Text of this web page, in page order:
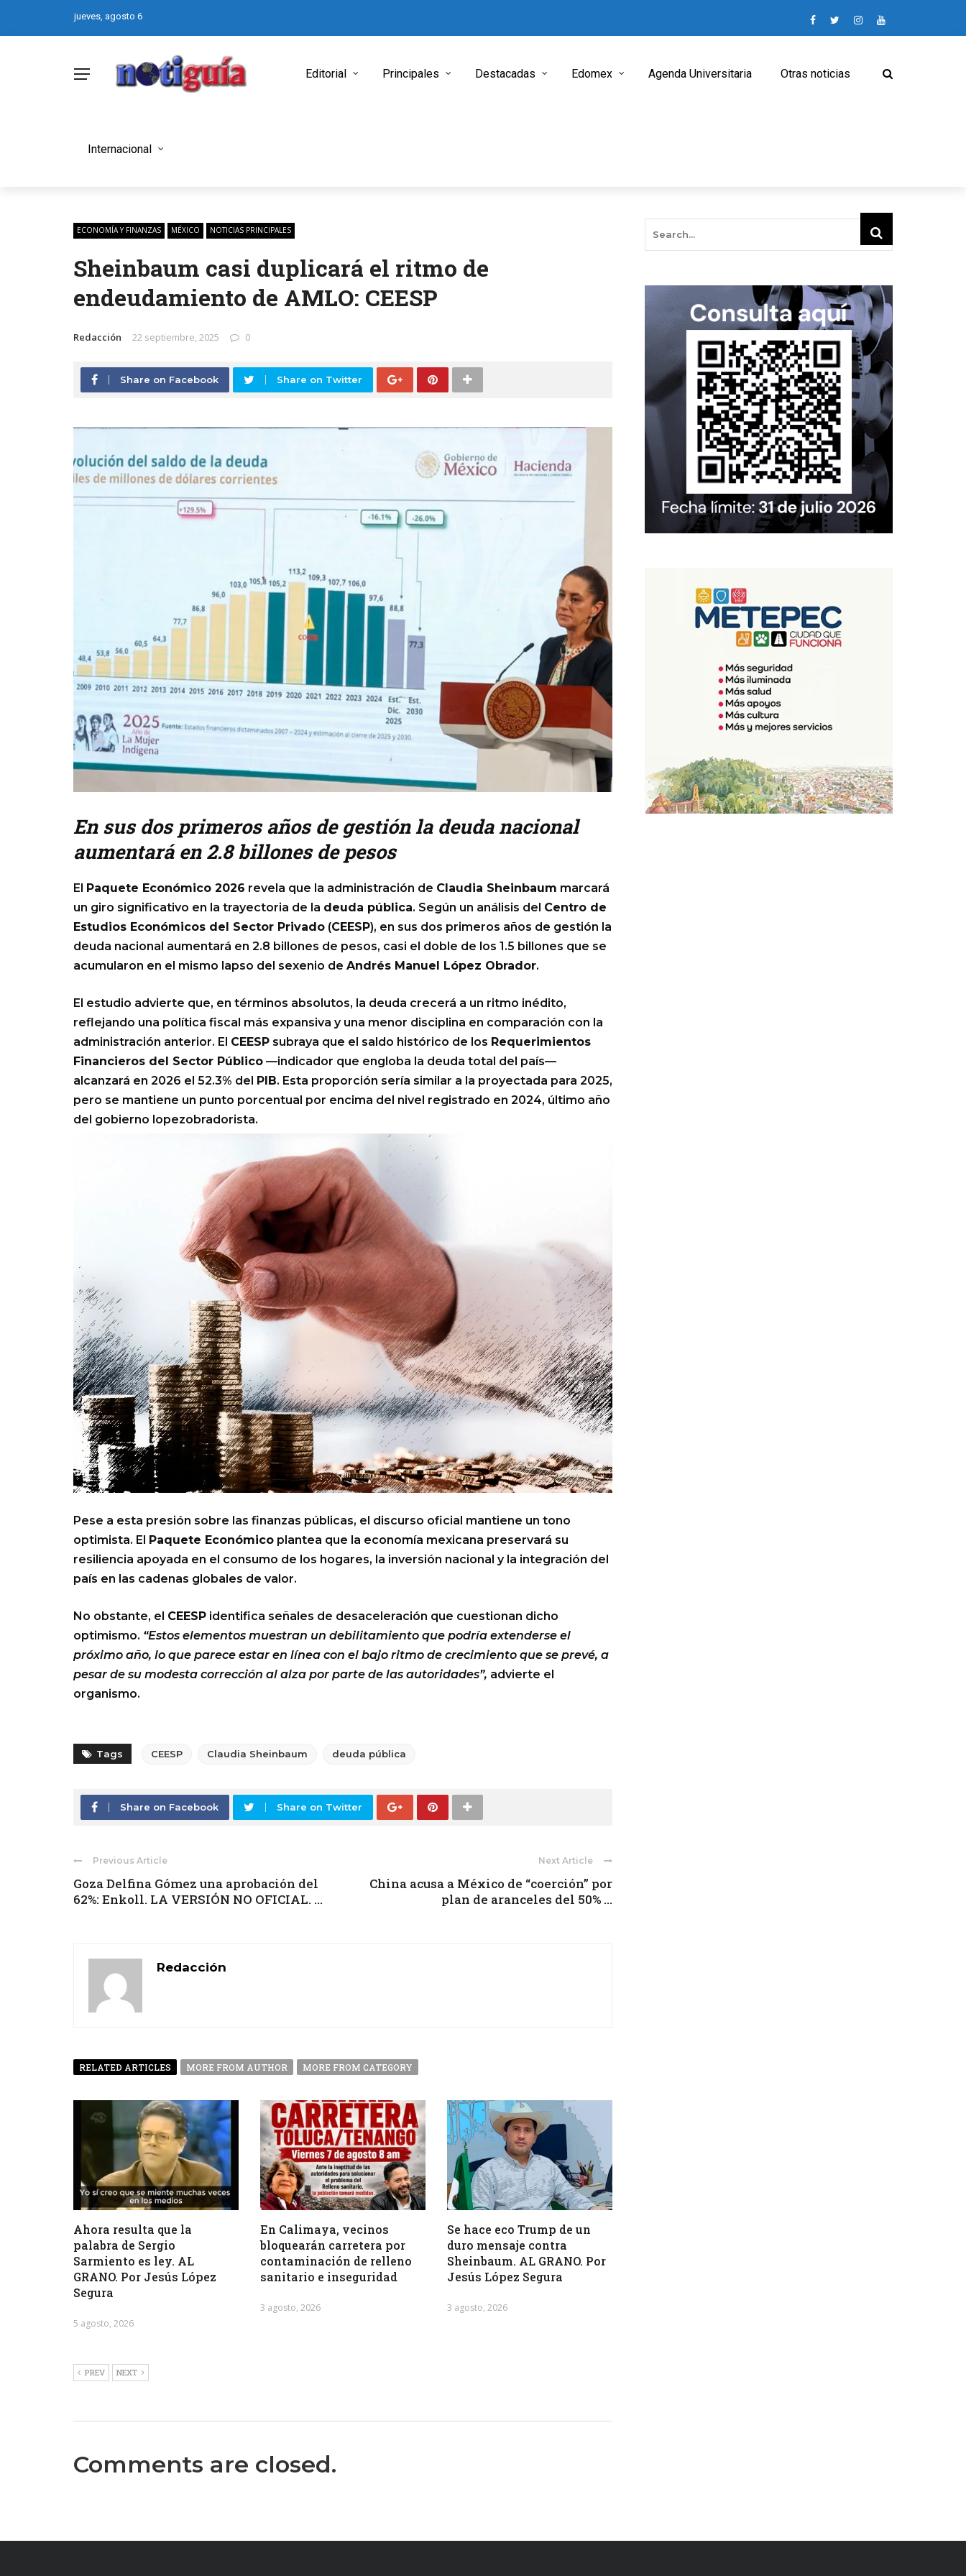
jueves, agosto 6
Editorial Principales Destacadas Edomex Agenda Universitaria Otras noticias
Internacional
ECONOMÍA Y FINANZAS MÉXICO NOTICIAS PRINCIPALES
Sheinbaum casi duplicará el ritmo de
endeudamiento de AMLO: CEESP
Redacción 22 septiembre, 2025 0
Share on Facebook Share on Twitter
En sus dos primeros años de gestión la deuda nacional
aumentará en 2.8 billones de pesos
El Paquete Económico 2026 revela que la administración de Claudia Sheinbaum marcará
un giro significativo en la trayectoria de la deuda pública. Según un análisis del Centro de
Estudios Económicos del Sector Privado (CEESP), en sus dos primeros años de gestión la
deuda nacional aumentará en 2.8 billones de pesos, casi el doble de los 1.5 billones que se
acumularon en el mismo lapso del sexenio de Andrés Manuel López Obrador.
El estudio advierte que, en términos absolutos, la deuda crecerá a un ritmo inédito,
reflejando una política fiscal más expansiva y una menor disciplina en comparación con la
administración anterior. El CEESP subraya que el saldo histórico de los Requerimientos
Financieros del Sector Público —indicador que engloba la deuda total del país—
alcanzará en 2026 el 52.3% del PIB. Esta proporción sería similar a la proyectada para 2025,
pero se mantiene un punto porcentual por encima del nivel registrado en 2024, último año
del gobierno lopezobradorista.
Pese a esta presión sobre las finanzas públicas, el discurso oficial mantiene un tono
optimista. El Paquete Económico plantea que la economía mexicana preservará su
resiliencia apoyada en el consumo de los hogares, la inversión nacional y la integración del
país en las cadenas globales de valor.
No obstante, el CEESP identifica señales de desaceleración que cuestionan dicho
optimismo. “Estos elementos muestran un debilitamiento que podría extenderse el
próximo año, lo que parece estar en línea con el bajo ritmo de crecimiento que se prevé, a
pesar de su modesta corrección al alza por parte de las autoridades”, advierte el
organismo.
Tags CEESP Claudia Sheinbaum deuda pública
Share on Facebook Share on Twitter
Previous Article
Goza Delfina Gómez una aprobación del
62%: Enkoll. LA VERSIÓN NO OFICIAL. ...
Next Article
China acusa a México de “coerción” por
plan de aranceles del 50% ...
Redacción
RELATED ARTICLES MORE FROM AUTHOR MORE FROM CATEGORY
Ahora resulta que la
palabra de Sergio
Sarmiento es ley. AL
GRANO. Por Jesús López
Segura
5 agosto, 2026
En Calimaya, vecinos
bloquearán carretera por
contaminación de relleno
sanitario e inseguridad
3 agosto, 2026
Se hace eco Trump de un
duro mensaje contra
Sheinbaum. AL GRANO. Por
Jesús López Segura
3 agosto, 2026
PREV NEXT
Comments are closed.